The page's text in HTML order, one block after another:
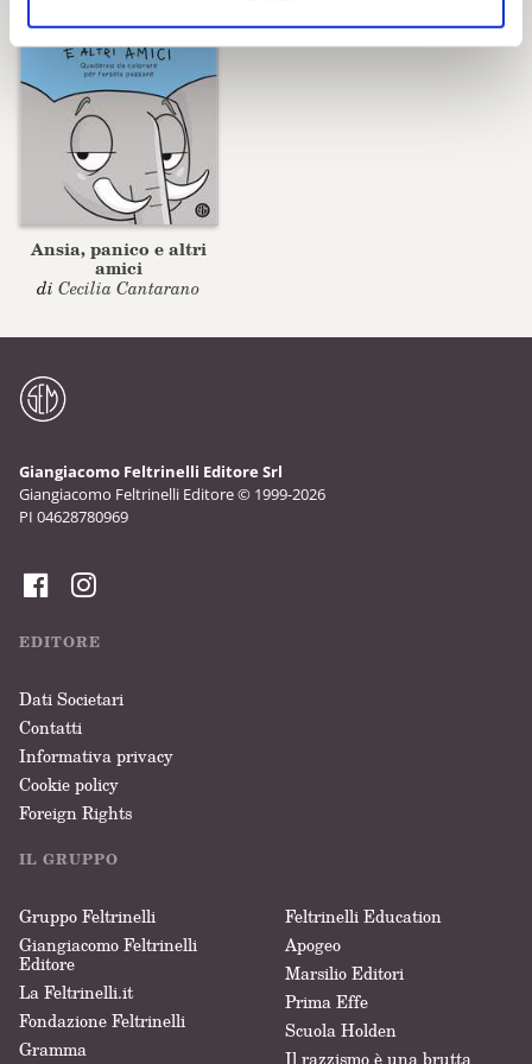
Ansia, panico e altri
amici
diCecilia Cantarano
Giangiacomo Feltrinelli Editore Srl
Giangiacomo Feltrinelli Editore © 1999-2026
PI 04628780969
EDITORE
Dati Societari
Contatti
Informativa privacy
Cookie policy
Foreign Rights
IL GRUPPO
Gruppo Feltrinelli
Giangiacomo Feltrinelli
Editore
La Feltrinelli.it
Fondazione Feltrinelli
Gramma
Feltrinelli Education
Apogeo
Marsilio Editori
Prima Effe
Scuola Holden